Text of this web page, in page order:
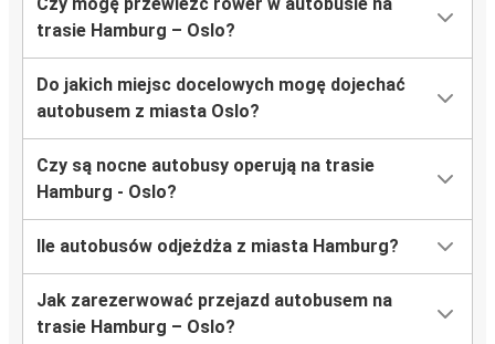
trasie Hamburg – Oslo?
Do jakich miejsc docelowych mogę dojechać
autobusem z miasta Oslo?
Czy są nocne autobusy operują na trasie
Hamburg - Oslo?
Ile autobusów odjeżdża z miasta Hamburg?
Jak zarezerwować przejazd autobusem na
trasie Hamburg – Oslo?